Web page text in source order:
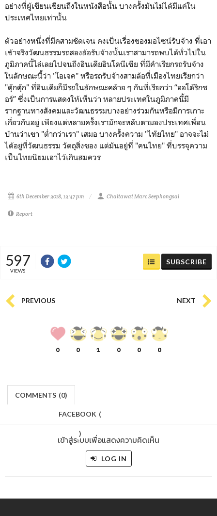
อย่างที่ผู้เขียนเขียนถึงในหนังสือนั้น บางครั้งมันไม่ได้มีแค่ใน
ประเทศไทยเท่านั้น
ตัวอย่างหนึ่งที่มีคสามชัดเจน คงเป็นเรื่องของมอไซน์รับจ้าง ที่เอา
เข้าจริงวัฒนธรรมรถสองล้อรับจ้างนั้นเราสามารถพบได้ทั่วไปใน
ภูมิภาคนี้ไล่เลยไปจนถึงอินเดียอินโดนีเซีย ที่มีคำเรียกรถรับจ้าง
ในลักษณะนี้ว่า "โอเจค" หรือรถรับจ้างสามล้อที่เมืองไทยเรียกว่า
"ตุ๊กตุ๊ก" ที่อินเดียก็มีรถในลักษณะคล้าย ๆ กันที่เรียกว่า “ออโต้ริกช
อร์” ซึ่งเป็นการแสดงให้เห็นว่า หลายประเทศในภูมิภาคนี้มี
รากฐานทางสังคมและวัฒนธรรมบางอย่างร่วมกันหรือมีการเกาะ
เกี่ยวกันอยู่ เพียงแต่หลายครั้งเรามักจะหลับตามองประเทศเพื่อน
บ้านว่าเขา "ต่ำกว่าเรา" เสมอ บางครั้งความ "ไท๊ยไทย" อาจจะไม่
ได้อยู่ที่วัฒนธรรม วัตถุสิ่งของ แต่มันอยู่ที่ "คนไทย" ที่บรรจุความ
เป็นไทยนิยมเอาไว้เกินสมควร
6th December 2018, 12:47 pm Chaitawat Marc Seephongsai
Report
597
VIEWS
SUBSCRIBE
PREVIOUS NEXT
0 0 1 0 0 0
COMMENTS (0)
FACEBOOK (
)
เข้าสู่ระบบเพื่อแสดงความคิดเห็น
LOG IN